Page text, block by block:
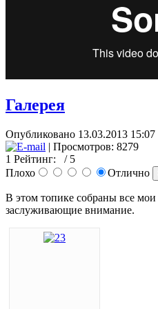
Галерея
Опубликовано 13.03.2013 15:07
| Просмотров: 8279
1 Рейтинг:
/ 5
Плохо
Отлично
В этом топике собраны все
заслуживающие внимание.